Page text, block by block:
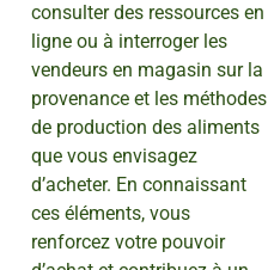
consulter des ressources en
ligne ou à interroger les
vendeurs en magasin sur la
provenance et les méthodes
de production des aliments
que vous envisagez
d’acheter. En connaissant
ces éléments, vous
renforcez votre pouvoir